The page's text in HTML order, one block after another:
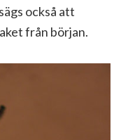
också att
från början.